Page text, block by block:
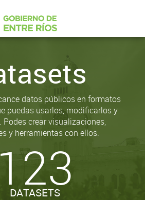
datos públicos en formatos
puedas usarlos, modificarlos y
crear visualizaciones,
y herramientas con ellos.
123
DATASETS